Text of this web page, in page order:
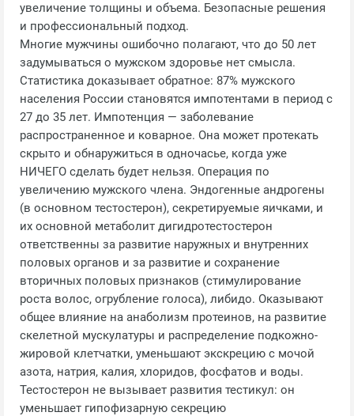
увеличение толщины и объема. Безопасные решения
и профессиональный подход.
Многие мужчины ошибочно полагают, что до 50 лет
задумываться о мужском здоровье нет смысла.
Статистика доказывает обратное: 87% мужского
населения России становятся импотентами в период с
27 до 35 лет. Импотенция — заболевание
распространенное и коварное. Она может протекать
скрыто и обнаружиться в одночасье, когда уже
НИЧЕГО сделать будет нельзя. Операция по
увеличению мужского члена. Эндогенные андрогены
(в основном тестостерон), секретируемые яичками, и
их основной метаболит дигидротестостерон
ответственны за развитие наружных и внутренних
половых органов и за развитие и сохранение
вторичных половых признаков (стимулирование
роста волос, огрубление голоса), либидо. Оказывают
общее влияние на анаболизм протеинов, на развитие
скелетной мускулатуры и распределение подкожно-
жировой клетчатки, уменьшают экскрецию с мочой
азота, натрия, калия, хлоридов, фосфатов и воды.
Тестостерон не вызывает развития тестикул: он
уменьшает гипофизарную секрецию